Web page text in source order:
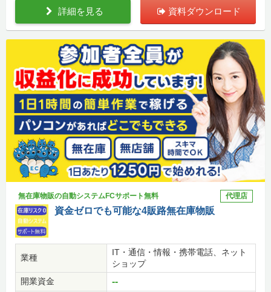
詳細を見る 資料ダウンロード
無在庫物販の自動システムFCサポート無料 代理店
資金ゼロでも可能な4販路無在庫物販
業種
IT・通信・情報・携帯電話、ネット
ショップ
開業資金
--